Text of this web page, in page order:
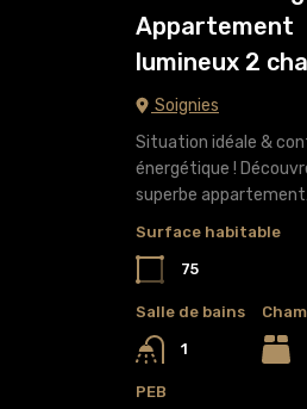
Appartement
lumineux 2
Soignies
Situation idéale &
énergétique !
superbe
Surface habitable
75
Salle de bains
1
PEB